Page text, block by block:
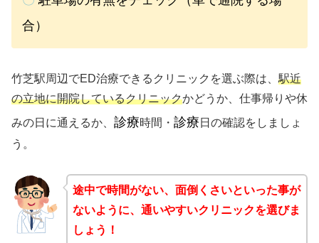
合）
竹芝駅周辺でED治療できるクリニックを選ぶ際は、 駅近
の立地に開院しているクリニックかどうか、仕事帰りや休
みの日に通えるか、 診療時間・ 診療 日の確認をしましょ
う。
途中で時間がない、面倒くさいといった事が
ないように、通いやすいクリニックを選びま
しょう！